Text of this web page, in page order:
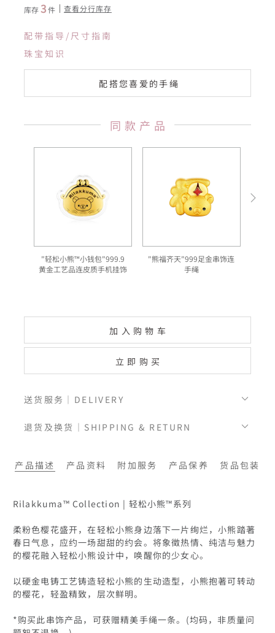
库存3件 查看分行库存
配带指导/尺寸指南
珠宝知识
配搭您喜爱的手绳
同款产品
"轻松小熊™小钱包"999.9
黄金工艺品连皮质手机挂饰
"熊福齐天"999足金串饰连
手绳
加入购物车
立即购买
送货服务｜DELIVERY
退货及换货｜SHIPPING & RETURN
产品描述 产品资料 附加服务 产品保养 货品包装
Rilakkuma™ Collection | 轻松小熊™系列
柔粉色樱花盛开，在轻松小熊身边落下一片绚烂，小熊踏著
春日气息，应约一场甜甜的约会。将象徵热情、纯洁与魅力
的樱花融入轻松小熊设计中，唤醒你的少女心。
以硬金电铸工艺铸造轻松小熊的生动造型，小熊抱著可转动
的樱花，轻盈精致，层次鲜明。
*购买此串饰产品，可获赠精美手绳一条。(均码，非质量问